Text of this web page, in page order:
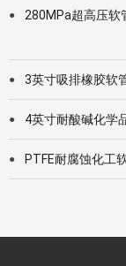
●
280MPa超高压软
● 3英寸吸排橡胶软
● 4英寸耐酸碱化学
● PTFE耐腐蚀化工